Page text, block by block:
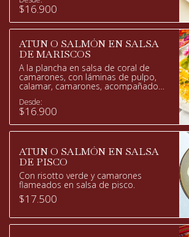
$16.900
ATUN O SALMÓN EN SALSA
DE MARISCOS
A la plancha en salsa de coral de
camarones, con láminas de pulpo,
calamar, camarones, acompañado
Desde:
$16.900
ATUN O SALMÓN EN SALSA
DE PISCO
Con risotto verde y camarones
flameados en salsa de pisco.
$17.500